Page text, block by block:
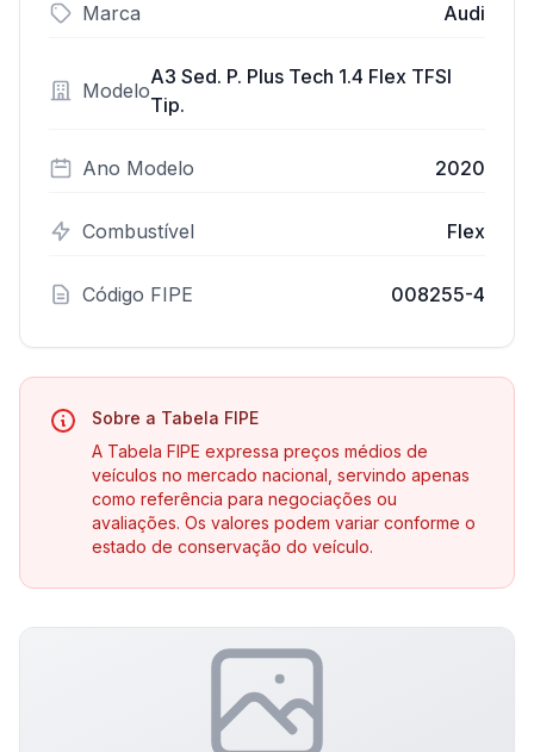
Marca Audi
Modelo
A3 Sed. P. Plus Tech 1.4 Flex TFSI
Tip.
Ano Modelo 2020
Combustível Flex
Código FIPE 008255-4
Sobre a Tabela FIPE
A Tabela FIPE expressa preços médios de
veículos no mercado nacional, servindo apenas
como referência para negociações ou
avaliações. Os valores podem variar conforme o
estado de conservação do veículo.